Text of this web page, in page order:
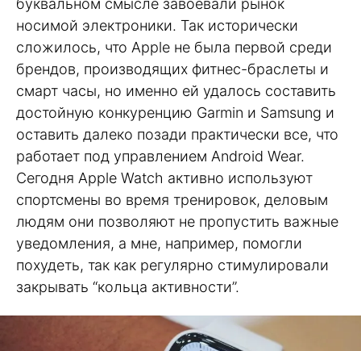
буквальном смысле завоевали рынок
носимой электроники. Так исторически
сложилось, что Apple не была первой среди
брендов, производящих фитнес-браслеты и
смарт часы, но именно ей удалось составить
достойную конкуренцию Garmin и Samsung и
оставить далеко позади практически все, что
работает под управлением Android Wear.
Сегодня Apple Watch активно используют
спортсмены во время тренировок, деловым
людям они позволяют не пропустить важные
уведомления, а мне, например, помогли
похудеть, так как регулярно стимулировали
закрывать “кольца активности”.